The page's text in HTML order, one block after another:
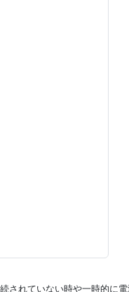
されていない時や一時的に